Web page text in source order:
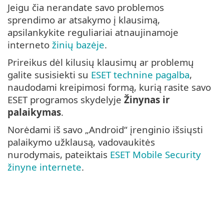
Jeigu čia nerandate savo problemos
sprendimo ar atsakymo į klausimą,
apsilankykite reguliariai atnaujinamoje
interneto žinių bazėje.
Prireikus dėl kilusių klausimų ar problemų
galite susisiekti su ESET technine pagalba,
naudodami kreipimosi formą, kurią rasite savo
ESET programos skydelyje Žinynas ir
palaikymas.
Norėdami iš savo „Android“ įrenginio išsiųsti
palaikymo užklausą, vadovaukitės
nurodymais, pateiktais ESET Mobile Security
žinyne internete.